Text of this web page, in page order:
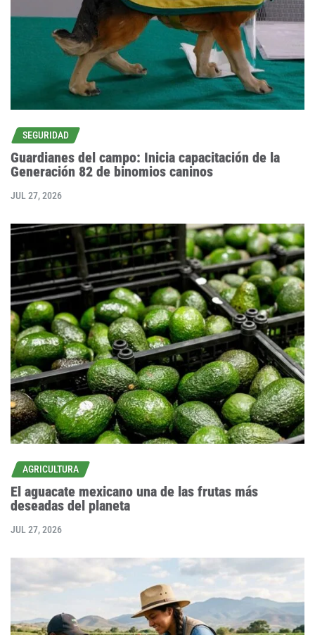
SEGURIDAD
Guardianes del campo: Inicia capacitación de la
Generación 82 de binomios caninos
JUL 27, 2026
AGRICULTURA
El aguacate mexicano una de las frutas más
deseadas del planeta
JUL 27, 2026